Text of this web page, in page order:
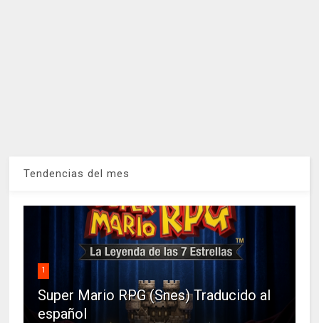
Tendencias del mes
1
Super Mario RPG (Snes) Traducido al
español